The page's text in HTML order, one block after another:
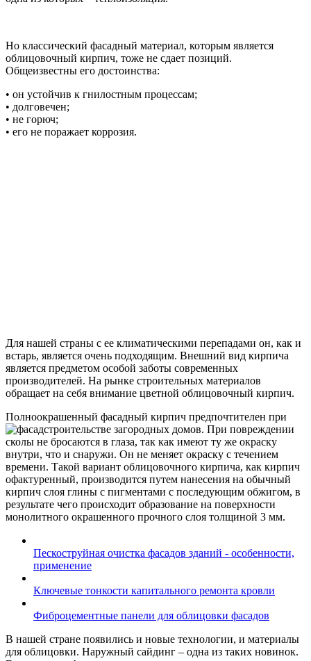
Но классический фасадный материал, которым является
облицовочный кирпич, тоже не сдает позиций.
Общеизвестны его достоинства:
• он устойчив к гнилостным процессам;
• долговечен;
• не горюч;
• его не поражает коррозия.
Для нашей страны с ее климатическими перепадами он, как и
встарь, является очень подходящим. Внешний вид кирпича
является предметом особой заботы современных
производителей. На рынке строительных материалов
обращает на себя внимание цветной облицовочный кирпич.
Полноокрашенный фасадный кирпич предпочтителен при
строительстве загородных домов. При повреждении
сколы не бросаются в глаза, так как имеют ту же окраску
внутри, что и снаружи. Он не меняет окраску с течением
времени. Такой вариант облицовочного кирпича, как кирпич
офактуренный, производится путем нанесения на обычный
кирпич слоя глины с пигментами с последующим обжигом, в
результате чего происходит образование на поверхности
монолитного окрашенного прочного слоя толщиной 3 мм.
Пескоструйная очистка фасадов зданий - особенности,
применение
Ключевые тонкости капитального ремонта кровли
Фиброцементные панели для облицовки фасадов
В нашей стране появились и новые технологии, и материалы
для облицовки. Наружный сайдинг – одна из таких новинок.